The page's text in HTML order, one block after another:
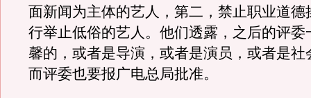
面新闻为主体的艺人，第二，禁止职业道德
行举止低俗的艺人。他们透露，之后的评委
馨的，或者是导演，或者是演员，或者是社
而评委也要报广电总局批准。